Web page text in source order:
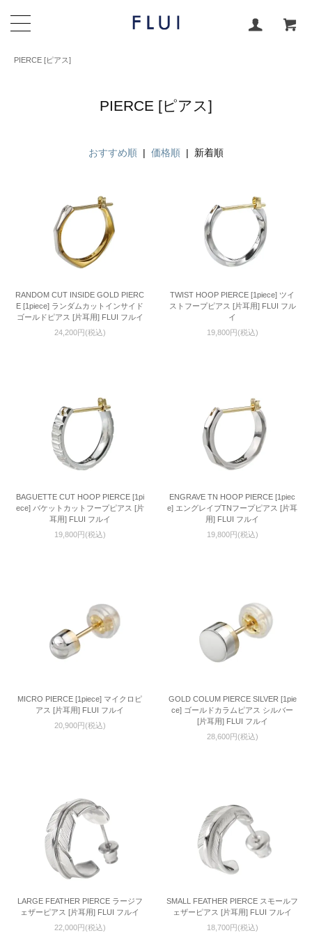
PIERCE [ピアス]
PIERCE [ピアス]
おすすめ順 | 価格順 | 新着順
RANDOM CUT INSIDE GOLD PIERC
E [1piece] ランダムカットインサイド
ゴールドピアス [片耳用] FLUI フルイ
24,200円(税込)
TWIST HOOP PIERCE [1piece] ツイ
ストフープピアス [片耳用] FLUI フル
イ
19,800円(税込)
BAGUETTE CUT HOOP PIERCE [1pi
ece] バケットカットフープピアス [片
耳用] FLUI フルイ
19,800円(税込)
ENGRAVE TN HOOP PIERCE [1piec
e] エングレイブTNフープピアス [片耳
用] FLUI フルイ
19,800円(税込)
MICRO PIERCE [1piece] マイクロピ
アス [片耳用] FLUI フルイ
20,900円(税込)
GOLD COLUM PIERCE SILVER [1pie
ce] ゴールドカラムピアス シルバー
[片耳用] FLUI フルイ
28,600円(税込)
LARGE FEATHER PIERCE ラージフ
ェザーピアス [片耳用] FLUI フルイ
22,000円(税込)
SMALL FEATHER PIERCE スモールフ
ェザーピアス [片耳用] FLUI フルイ
18,700円(税込)